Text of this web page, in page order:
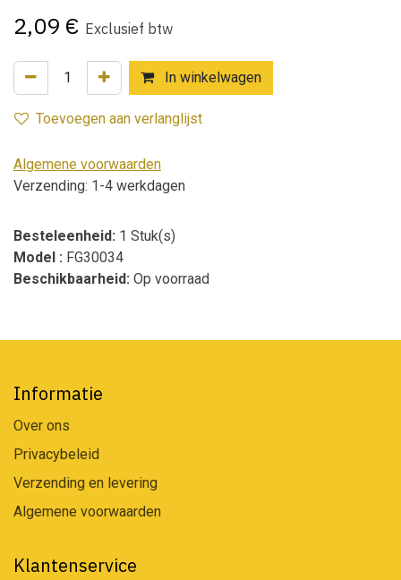
2,09 € Exclusief btw
In winkelwagen
Toevoegen aan verlanglijst
Algemene voorwaarden
Verzending: 1-4 werkdagen
Besteleenheid: 1 Stuk(s)
Model : FG30034
Beschikbaarheid: Op voorraad
Informatie
Over ons
Privacybeleid
Verzending en levering
Algemene voorwaarden
Klantenservice